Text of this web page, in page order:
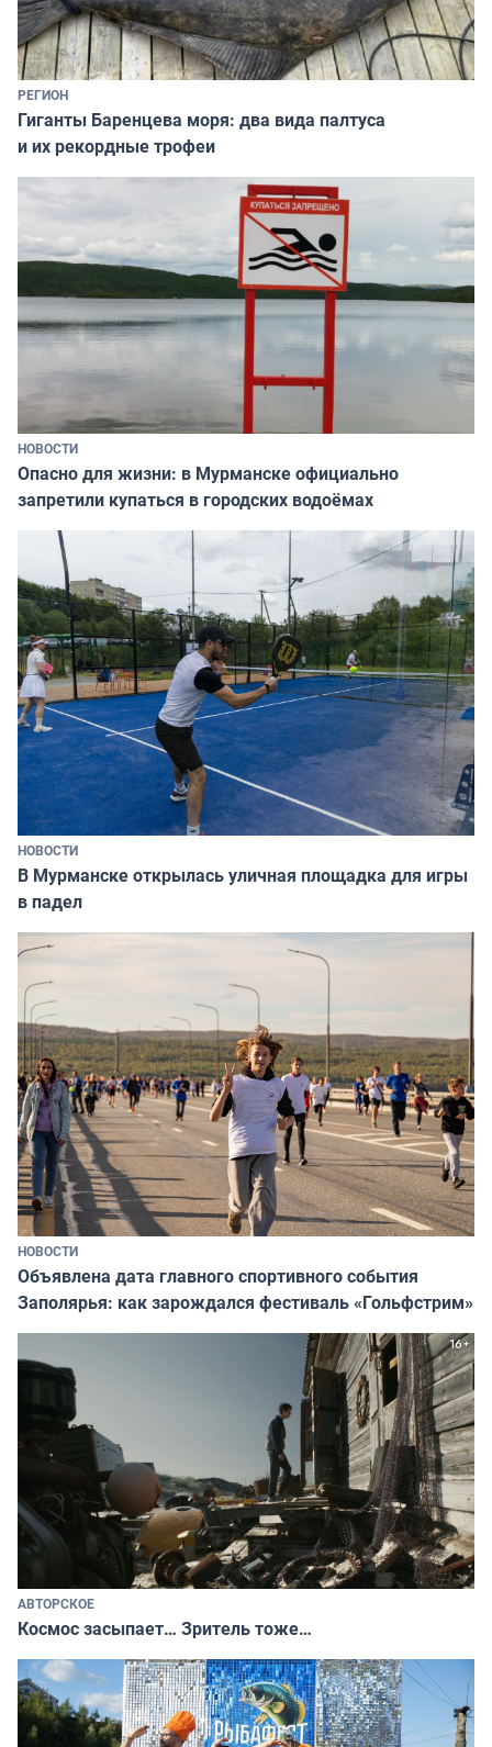
РЕГИОН
Гиганты Баренцева моря: два вида палтуса
и их рекордные трофеи
НОВОСТИ
Опасно для жизни: в Мурманске официально
запретили купаться в городских водоёмах
НОВОСТИ
В Мурманске открылась уличная площадка для игры
в падел
НОВОСТИ
Объявлена дата главного спортивного события
Заполярья: как зарождался фестиваль «Гольфстрим»
АВТОРСКОЕ
Космос засыпает… Зритель тоже…